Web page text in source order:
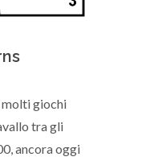
molti giochi
tra gli
ancora oggi